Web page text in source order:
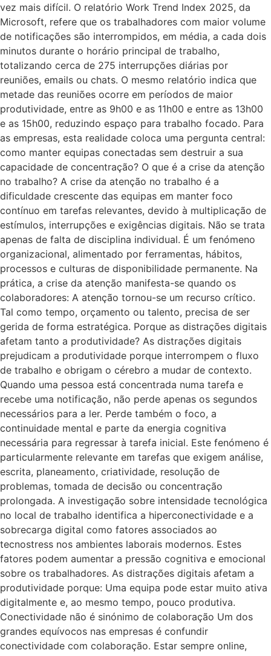
vez mais difícil. O relatório Work Trend Index 2025, da
Microsoft, refere que os trabalhadores com maior volume
de notificações são interrompidos, em média, a cada dois
minutos durante o horário principal de trabalho,
totalizando cerca de 275 interrupções diárias por
reuniões, emails ou chats. O mesmo relatório indica que
metade das reuniões ocorre em períodos de maior
produtividade, entre as 9h00 e as 11h00 e entre as 13h00
e as 15h00, reduzindo espaço para trabalho focado. Para
as empresas, esta realidade coloca uma pergunta central:
como manter equipas conectadas sem destruir a sua
capacidade de concentração? O que é a crise da atenção
no trabalho? A crise da atenção no trabalho é a
dificuldade crescente das equipas em manter foco
contínuo em tarefas relevantes, devido à multiplicação de
estímulos, interrupções e exigências digitais. Não se trata
apenas de falta de disciplina individual. É um fenómeno
organizacional, alimentado por ferramentas, hábitos,
processos e culturas de disponibilidade permanente. Na
prática, a crise da atenção manifesta-se quando os
colaboradores: A atenção tornou-se um recurso crítico.
Tal como tempo, orçamento ou talento, precisa de ser
gerida de forma estratégica. Porque as distrações digitais
afetam tanto a produtividade? As distrações digitais
prejudicam a produtividade porque interrompem o fluxo
de trabalho e obrigam o cérebro a mudar de contexto.
Quando uma pessoa está concentrada numa tarefa e
recebe uma notificação, não perde apenas os segundos
necessários para a ler. Perde também o foco, a
continuidade mental e parte da energia cognitiva
necessária para regressar à tarefa inicial. Este fenómeno é
particularmente relevante em tarefas que exigem análise,
escrita, planeamento, criatividade, resolução de
problemas, tomada de decisão ou concentração
prolongada. A investigação sobre intensidade tecnológica
no local de trabalho identifica a hiperconectividade e a
sobrecarga digital como fatores associados ao
tecnostress nos ambientes laborais modernos. Estes
fatores podem aumentar a pressão cognitiva e emocional
sobre os trabalhadores. As distrações digitais afetam a
produtividade porque: Uma equipa pode estar muito ativa
digitalmente e, ao mesmo tempo, pouco produtiva.
Conectividade não é sinónimo de colaboração Um dos
grandes equívocos nas empresas é confundir
conectividade com colaboração. Estar sempre online,